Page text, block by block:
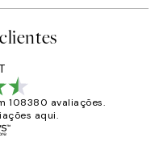
108380 avaliações.
aqui.